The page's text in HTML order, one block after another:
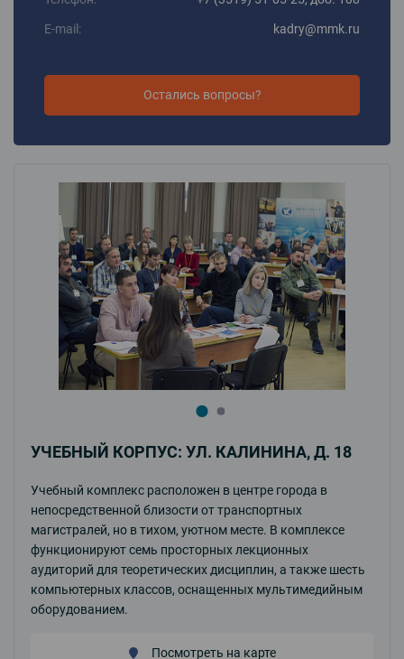
УЧЕБНЫЙ КОРПУС: УЛ. КАЛИНИНА, Д. 18
Учебный комплекс расположен в центре города в
непосредственной близости от транспортных
магистралей, но в тихом, уютном месте. В комплексе
функционируют семь просторных лекционных
аудиторий для теоретических дисциплин, а также шесть
компьютерных классов, оснащенных мультимедийным
оборудованием.
Посмотреть на карте
E-mail: kadry@mmk.ru
Остались вопросы?